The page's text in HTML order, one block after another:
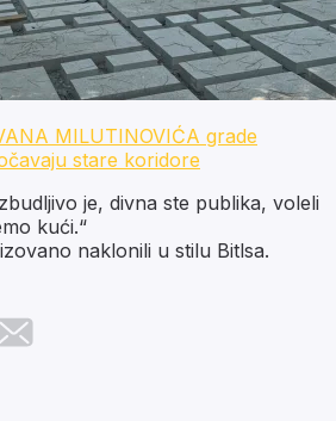
MILUTINOVIĆA grade
stare koridore
je, divna ste publika, voleli
kući.“
naklonili u stilu Bitlsa.